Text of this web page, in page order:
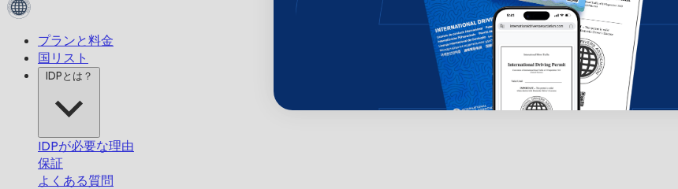
プランと料金
国リスト
IDPとは？
IDPが必要な理由
保証
よくある質問